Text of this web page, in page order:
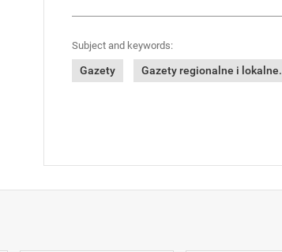
Subject and keywords:
Gazety Gazety regionalne i lokalne.